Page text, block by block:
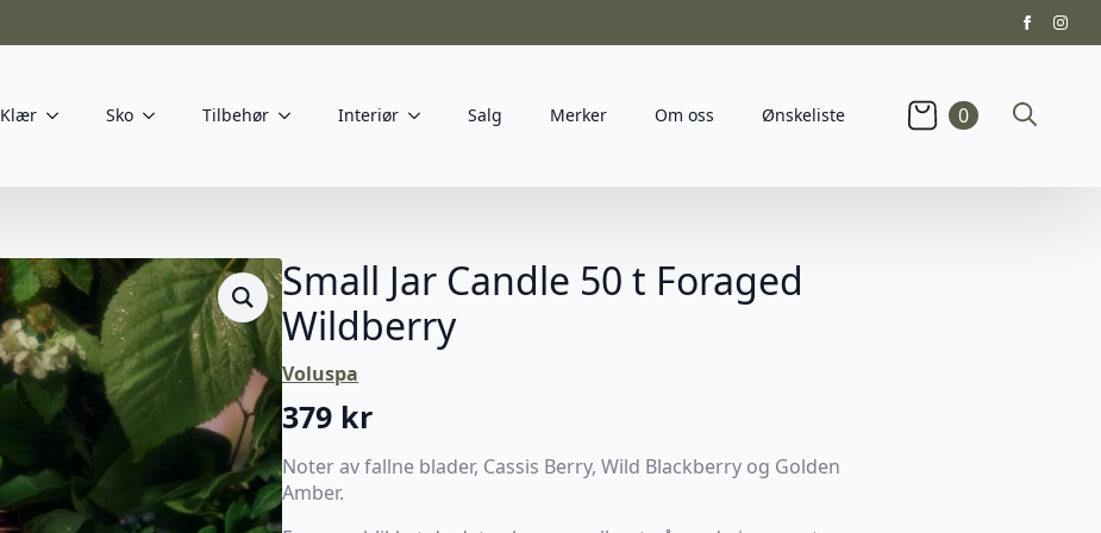
Klær Sko Tilbehør Interiør Salg Merker Om oss Ønskeliste
0
for:
Small Jar Candle 50 t Foraged
Wildberry
Voluspa
379 kr
Noter av fallne blader, Cassis Berry, Wild Blackberry og Golden
Amber.